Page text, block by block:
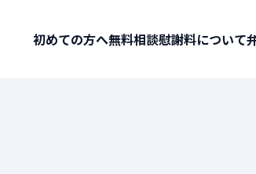
初めての方へ無料相談慰謝料について